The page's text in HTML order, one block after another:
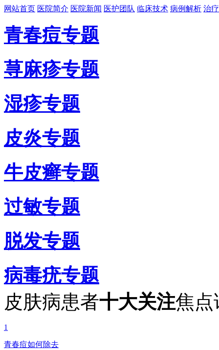
网站首页 医院简介 医院新闻 医护团队 临床技术 病例解析 治
青春痘专题
荨麻疹专题
湿疹专题
皮炎专题
牛皮癣专题
过敏专题
脱发专题
病毒疣专题
皮肤病患者十大关注焦点
1
青春痘如何除去